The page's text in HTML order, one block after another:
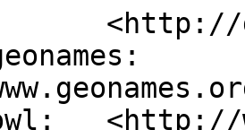
<http://
<http://